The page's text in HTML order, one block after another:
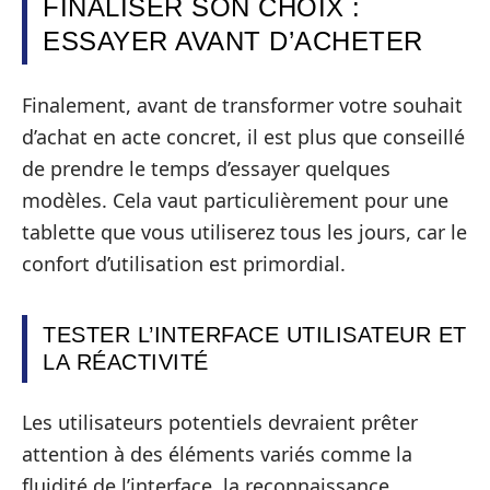
FINALISER SON CHOIX :
ESSAYER AVANT D’ACHETER
Finalement, avant de transformer votre souhait
d’achat en acte concret, il est plus que conseillé
de prendre le temps d’essayer quelques
modèles. Cela vaut particulièrement pour une
tablette que vous utiliserez tous les jours, car le
confort d’utilisation est primordial.
TESTER L’INTERFACE UTILISATEUR ET
LA RÉACTIVITÉ
Les utilisateurs potentiels devraient prêter
attention à des éléments variés comme la